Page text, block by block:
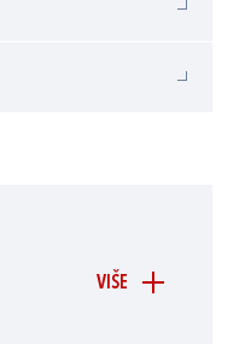
VIŠE